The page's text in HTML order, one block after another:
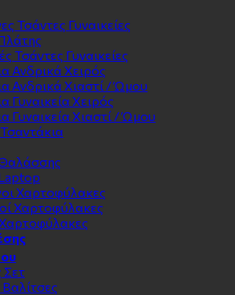
Τσάντες Γυναικείες
Τσάντες Γυναικείες
Ανδρικά Χειρός
Ανδρικά Χιαστί / Ώμου
Γυναικεία Χειρός
Γυναικεία Χιαστί / Ώμου
Χαρτοφύλακες
Χαρτοφύλακες
Σετ